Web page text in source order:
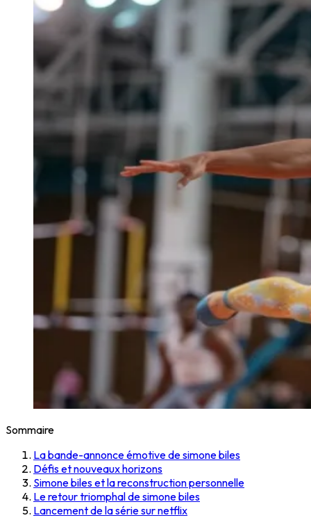
Sommaire
La bande-annonce émotive de simone biles
Défis et nouveaux horizons
Simone biles et la reconstruction personnelle
Le retour triomphal de simone biles
Lancement de la série sur netflix